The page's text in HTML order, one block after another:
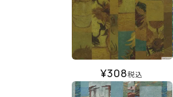
¥308税込